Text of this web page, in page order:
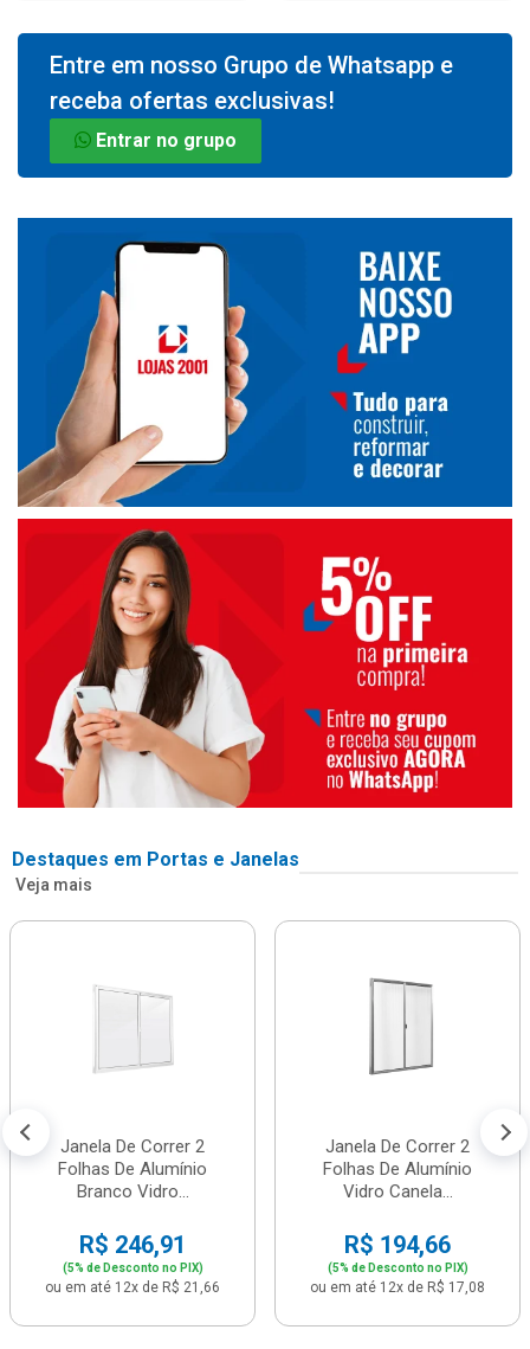
Entre em nosso Grupo de Whatsapp e
receba ofertas exclusivas!
Entrar no grupo
Destaques em Portas e Janelas
Veja mais
Janela De Correr 2
Folhas De Alumínio
Branco Vidro...
R$ 246,91
(5% de Desconto no PIX)
ou em até 12x de R$ 21,66
Janela De Correr 2
Folhas De Alumínio
Vidro Canela...
R$ 194,66
(5% de Desconto no PIX)
ou em até 12x de R$ 17,08